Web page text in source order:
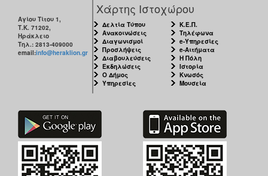
Αγίου Τίτου 1,
Τ.Κ. 71202,
Ηράκλειο
Τηλ.: 2813-409000
email:info@heraklion.gr
Χάρτης Ιστοχώρου
Δελτία Τύπου
Ανακοινώσεις
Διαγωνισμοί
Προσλήψεις
Διαβουλεύσεις
Εκδηλώσεις
Ο Δήμος
Υπηρεσίες
Κ.Ε.Π.
Τηλέφωνα
e-Υπηρεσίες
e-Αιτήματα
Η Πόλη
Ιστορία
Κνωσός
Μουσεία